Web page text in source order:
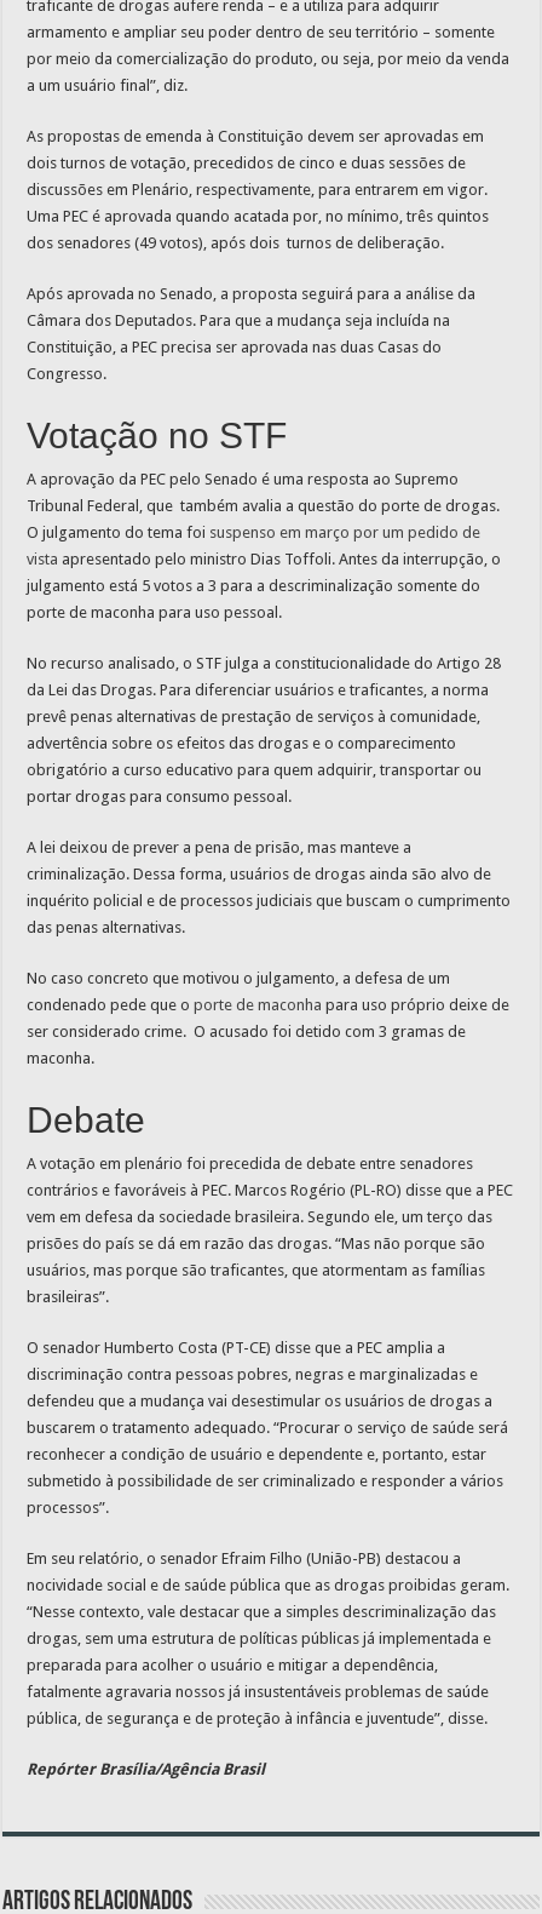
traficante de drogas aufere renda – e a utiliza para adquirir
armamento e ampliar seu poder dentro de seu território – somente
por meio da comercialização do produto, ou seja, por meio da venda
a um usuário final”, diz.
As propostas de emenda à Constituição devem ser aprovadas em
dois turnos de votação, precedidos de cinco e duas sessões de
discussões em Plenário, respectivamente, para entrarem em vigor.
Uma PEC é aprovada quando acatada por, no mínimo, três quintos
dos senadores (49 votos), após dois turnos de deliberação.
Após aprovada no Senado, a proposta seguirá para a análise da
Câmara dos Deputados. Para que a mudança seja incluída na
Constituição, a PEC precisa ser aprovada nas duas Casas do
Congresso.
Votação no STF
A aprovação da PEC pelo Senado é uma resposta ao Supremo
Tribunal Federal, que também avalia a questão do porte de drogas.
O julgamento do tema foi suspenso em março por um pedido de
vista apresentado pelo ministro Dias Toffoli. Antes da interrupção, o
julgamento está 5 votos a 3 para a descriminalização somente do
porte de maconha para uso pessoal.
No recurso analisado, o STF julga a constitucionalidade do Artigo 28
da Lei das Drogas. Para diferenciar usuários e traficantes, a norma
prevê penas alternativas de prestação de serviços à comunidade,
advertência sobre os efeitos das drogas e o comparecimento
obrigatório a curso educativo para quem adquirir, transportar ou
portar drogas para consumo pessoal.
A lei deixou de prever a pena de prisão, mas manteve a
criminalização. Dessa forma, usuários de drogas ainda são alvo de
inquérito policial e de processos judiciais que buscam o cumprimento
das penas alternativas.
No caso concreto que motivou o julgamento, a defesa de um
condenado pede que oporte de maconha para uso próprio deixe de
ser considerado crime. O acusado foi detido com 3 gramas de
maconha.
Debate
A votação em plenário foi precedida de debate entre senadores
contrários e favoráveis à PEC. Marcos Rogério (PL-RO) disse que a PEC
vem em defesa da sociedade brasileira. Segundo ele, um terço das
prisões do país se dá em razão das drogas. “Mas não porque são
usuários, mas porque são traficantes, que atormentam as famílias
brasileiras”.
O senador Humberto Costa (PT-CE) disse que a PEC amplia a
discriminação contra pessoas pobres, negras e marginalizadas e
defendeu que a mudança vai desestimular os usuários de drogas a
buscarem o tratamento adequado. “Procurar o serviço de saúde será
reconhecer a condição de usuário e dependente e, portanto, estar
submetido à possibilidade de ser criminalizado e responder a vários
processos”.
Em seu relatório, o senador Efraim Filho (União-PB) destacou a
nocividade social e de saúde pública que as drogas proibidas geram.
“Nesse contexto, vale destacar que a simples descriminalização das
drogas, sem uma estrutura de políticas públicas já implementada e
preparada para acolher o usuário e mitigar a dependência,
fatalmente agravaria nossos já insustentáveis problemas de saúde
pública, de segurança e de proteção à infância e juventude”, disse.
Repórter Brasília/Agência Brasil
Artigos relacionados